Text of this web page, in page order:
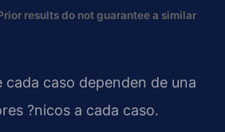
results do not guarantee a similar
cada caso dependen de una
?nicos a cada caso.